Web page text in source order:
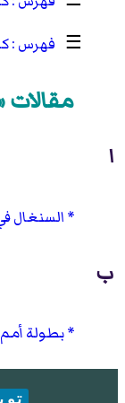
☰
مقالات
ا
السنغال في
ب
بطولة أمم